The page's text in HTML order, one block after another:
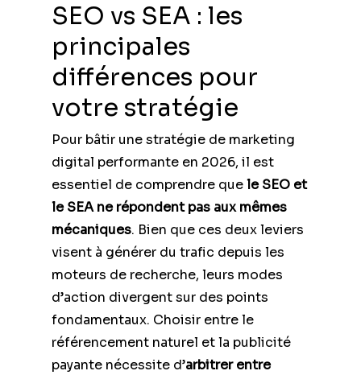
SEO vs SEA : les
principales
différences pour
votre stratégie
Pour bâtir une stratégie de marketing
digital performante en 2026, il est
essentiel de comprendre quele SEO et
le SEA ne répondent pas aux mêmes
mécaniques. Bien que ces deux leviers
visent à générer du trafic depuis les
moteurs de recherche, leurs modes
d’action divergent sur des points
fondamentaux. Choisir entre le
référencement naturel et la publicité
payante nécessite d’arbitrer entre